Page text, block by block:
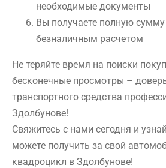
необходимые документы
Вы получаете полную
безналичным расчетом
Не теряйте время на поиски
бесконечные просмотры –
транспортного средства
Здолбунове!
Свяжитесь с нами сегодня и
можете получить за свой
квадроцикл в Здолбунове!